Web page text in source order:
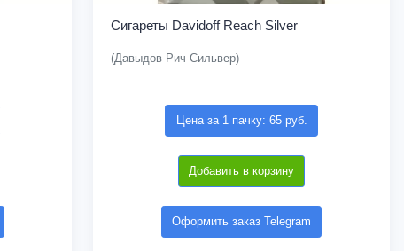
Сигареты Davidoff Reach Silver
(Давыдов Рич Сильвер)
Цена за 1 пачку: 65 руб.
Добавить в корзину
Оформить заказ Telegram